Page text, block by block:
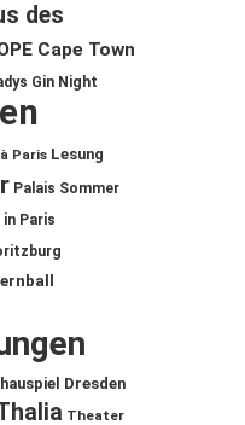
des
Cape Town
Gin Night
Paris Lesung
Palais Sommer
in Paris
Dresden
Theater